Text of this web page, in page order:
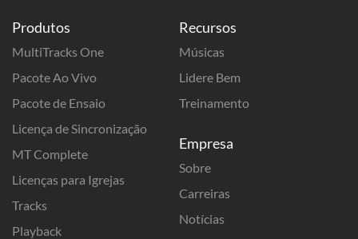
Produtos
MultiTracks One
Pacote Ao Vivo
Pacote de Ensaio
Licença de Sincronização
MT Complete
Licenças para Igrejas
Tracks
Playback
Recursos
Músicas
Lidere Bem
Treinamento
Empresa
Sobre
Carreiras
Notícias